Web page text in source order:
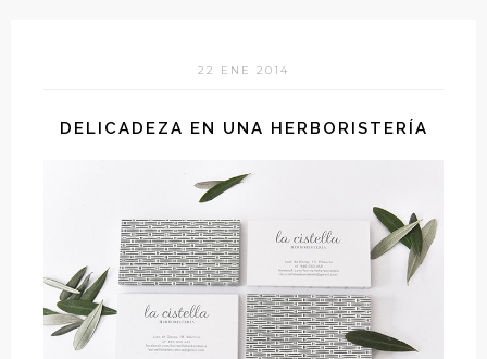
22 ENE 2014
DELICADEZA EN UNA HERBORISTERÍA